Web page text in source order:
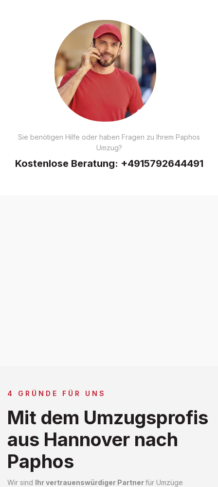
Sie benötigen Hilfe oder haben Fragen zu Ihrem Paphos
Umzug?
Kostenlose Beratung: +4915792644491
4 GRÜNDE FÜR UNS
Mit dem Umzugsprofis
aus Hannover nach
Paphos
Wir sind Ihr vertrauenswürdiger Partnerfür Umzüge